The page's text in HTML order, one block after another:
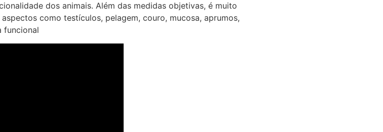
dos animais. Além das medidas objetivas, é muito
como testículos, pelagem, couro, mucosa, aprumos,
funcional